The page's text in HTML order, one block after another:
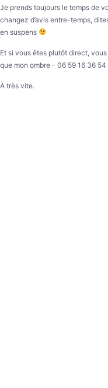
Je prends toujours le temps de
changez d’avis entre-temps,
en suspens
Et si vous êtes plutôt direct,
que mon ombre - 06 59 16 36 54
À très vite.